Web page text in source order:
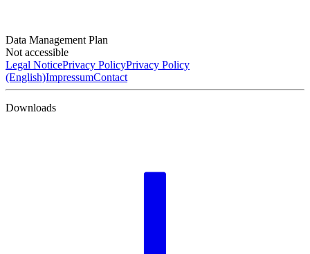
Data Management Plan
Not accessible
Legal NoticePrivacy PolicyPrivacy Policy
(English)ImpressumContact
Downloads